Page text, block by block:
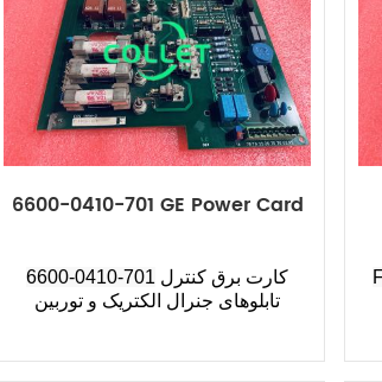
6600-0410-701 GE Power Card
6600-0410-701
تابلوهای جنرال الکتریک و توربین